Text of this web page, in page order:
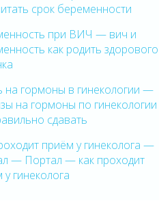
срок беременности
при ВИЧ — вич и
как родить здорового
на гормоны в гинекологии —
на гормоны по гинекологии
сдавать
приём у гинеколога —
— Портал — как проходит
гинеколога